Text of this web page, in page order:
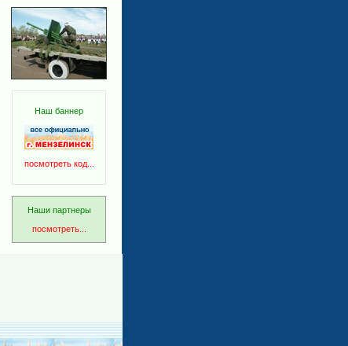
Наш баннер
посмотреть код...
Наши партнеры
посмотреть...